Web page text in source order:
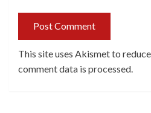
This site uses Akismet to
comment data is processed.